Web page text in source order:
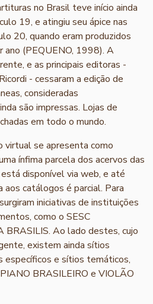
no Brasil teve início ainda
19, e atingiu seu ápice nas
20, quando eram produzidos
(PEQUENO, 1998). A
e as principais editoras -
- cessaram a edição de
consideradas
são impressas. Lojas de
em todo o mundo.
virtual se apresenta como
ínfima parcela dos acervos das
disponível via web, e até
catálogos é parcial. Para
iniciativas de instituições
como o SESC
Ao lado destes, cujo
existem ainda sítios
específicos e sítios temáticos,
BRASILEIRO e VIOLÃO